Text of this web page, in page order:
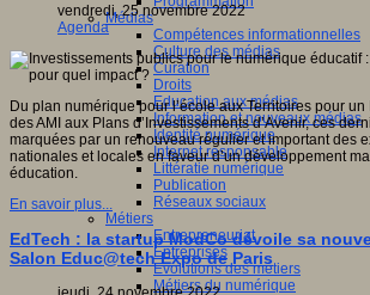
Médias
Compétences informationnelles
Culture des médias
Curation
Droits
Education aux médias
Information et nouveaux médias
Identité numérique
Internet responsable
Littératie numérique
Publication
Réseaux sociaux
Métiers
Entrepreneuriat
Entreprises
Evolutions des métiers
Métiers du numérique
vendredi, 25 novembre 2022
Agenda
Du plan numérique pour l’école aux Territoires pour
des AMI aux Plans d’Investissements d’Avenir, ces
marquées par un renouveau régulier et important des
nationales et locales en faveur d’un développement
éducation.
En savoir plus...
EdTech : la startup ModCo dévoile sa
Salon Educ@tech Expo de Paris